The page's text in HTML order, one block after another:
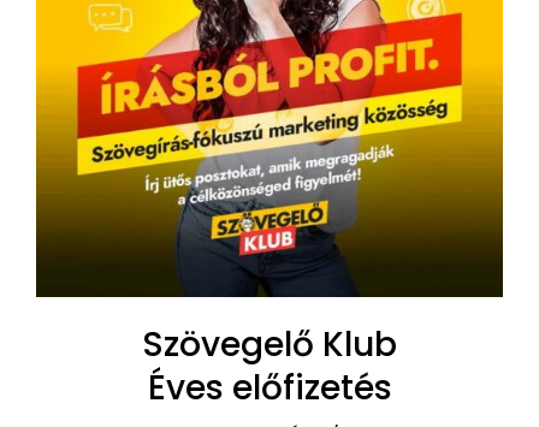
Szövegelő Klub
Éves előfizetés